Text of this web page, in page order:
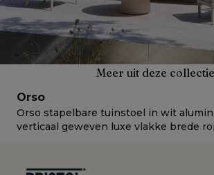
Meer uit deze collectie
Orso
Orso stapelbare tuinstoel in wit
verticaal geweven luxe vlakke brede